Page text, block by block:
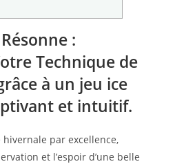
:
Technique de
à un jeu ice
et intuitif.
par excellence,
et l’espoir d’une belle